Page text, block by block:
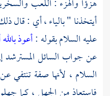
هزؤا والهزء : اللعب
أيتخذنا " بالياء ، أي : قال
عليه السلام بقوله :أعوذ
عن جواب السائل المسترشد
السلام ، لأنها صفة تنتفي